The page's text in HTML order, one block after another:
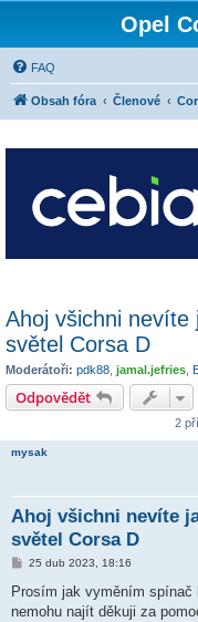
Opel
FAQ
Obsah fóra Členové
Ahoj všichni nevíte
světel Corsa D
Moderátoři: pdk88 jamal.jefries
Odpovědět
2
mysak
Ahoj všichni nevíte
světel Corsa D
P
í
p
25 dub 2023, 18:16
Prosím jak vyměním spínač
nemohu najít děkuji za